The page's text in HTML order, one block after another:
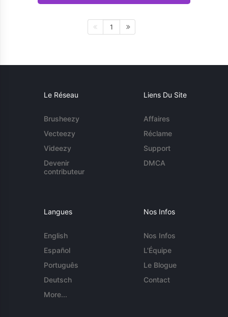
1
Le Réseau
Brusheezy
Vecteezy
Videezy
Devenir
contributeur
Liens Du Site
Affaires
Réclame
Support
DMCA
Langues
English
Español
Português
Deutsch
More...
Nos Infos
Nos Infos
L'Équipe
Le Blogue
Contact